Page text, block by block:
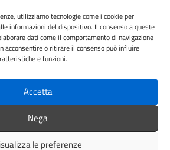
utilizziamo tecnologie come i cookie per
informazioni del dispositivo. Il consenso a queste
dati come il comportamento di navigazione
acconsentire o ritirare il consenso può influire
e funzioni.
Accetta
Nega
le preferenze